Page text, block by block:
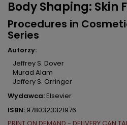
Body Shaping: Skin
Procedures in
Series
Autorzy:
Jeffrey S. Dover
Murad Alam
Jeffery S. Orringer
Wydawca:Elsevier
ISBN: 9780323321976